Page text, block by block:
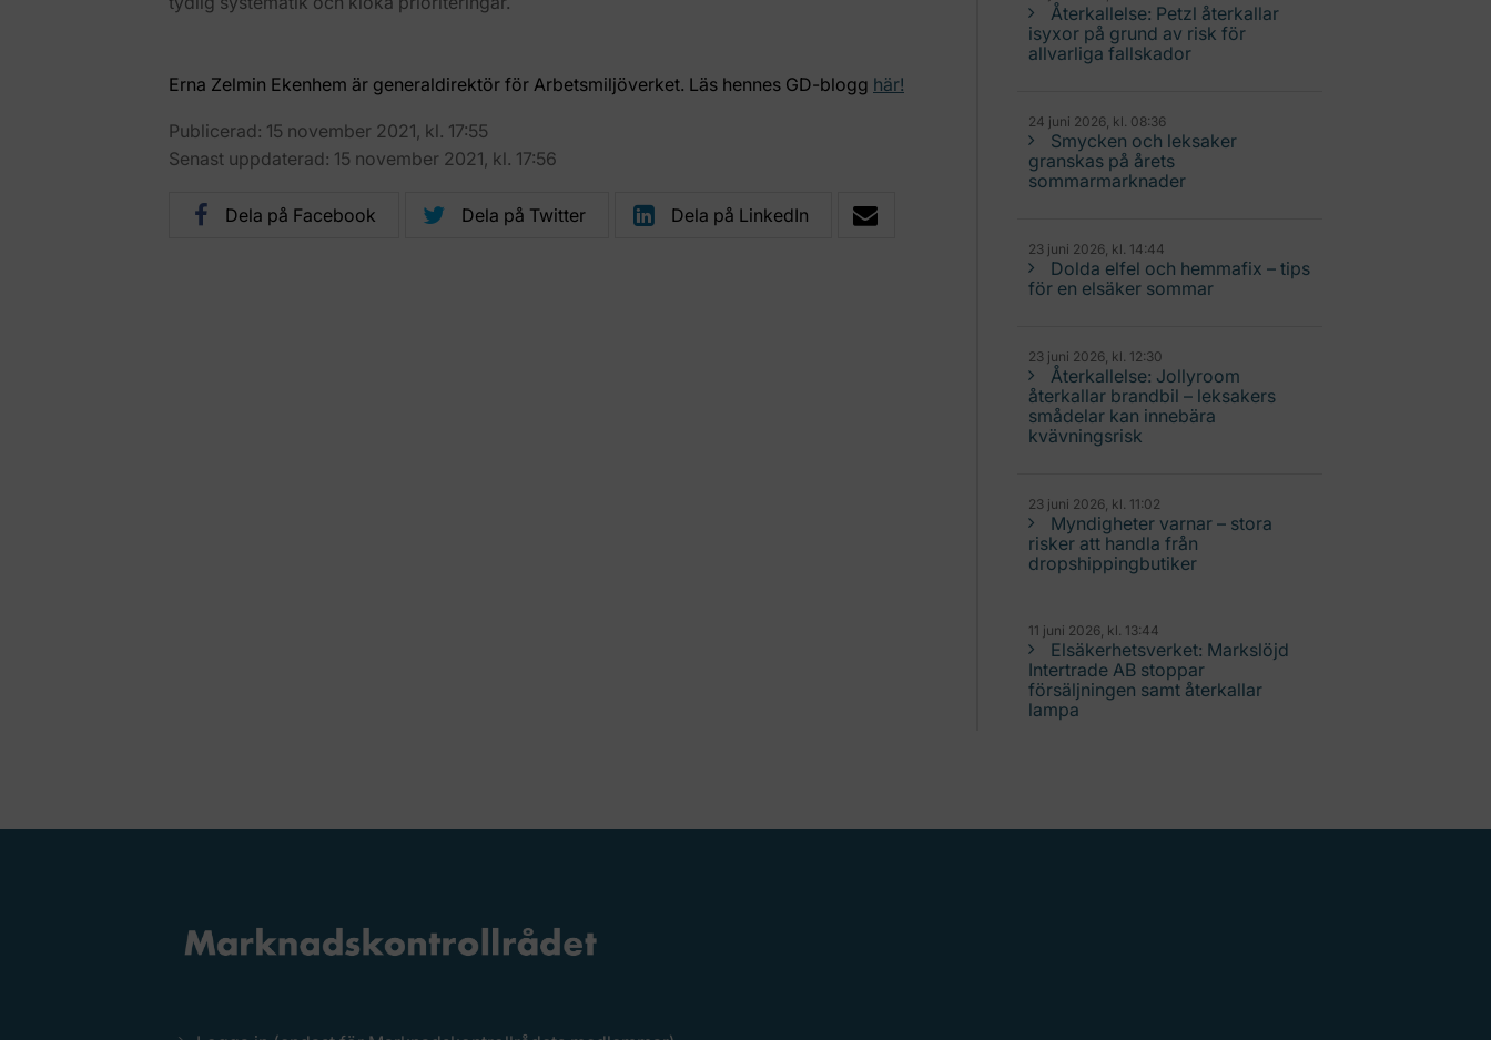
Erna Zelmin Ekenhem är generaldirektör för Arbetsmiljöverket. Läs hennes GD-blogg här!
Publicerad: 15 november 2021, kl. 17:55
Senast uppdaterad: 15 november 2021, kl. 17:56
Dela på Facebook Dela på Twitter Dela på LinkedIn
Återkallelse: Petzl återkallar
isyxor på grund av risk för
allvarliga fallskador
24 juni 2026, kl. 08:36
Smycken och leksaker
granskas på årets
sommarmarknader
23 juni 2026, kl. 14:44
Dolda elfel och hemmafix – tips
för en elsäker sommar
23 juni 2026, kl. 12:30
Återkallelse: Jollyroom
återkallar brandbil – leksakers
smådelar kan innebära
kvävningsrisk
23 juni 2026, kl. 11:02
Myndigheter varnar – stora
risker att handla från
dropshippingbutiker
11 juni 2026, kl. 13:44
Elsäkerhetsverket: Markslöjd
Intertrade AB stoppar
försäljningen samt återkallar
lampa